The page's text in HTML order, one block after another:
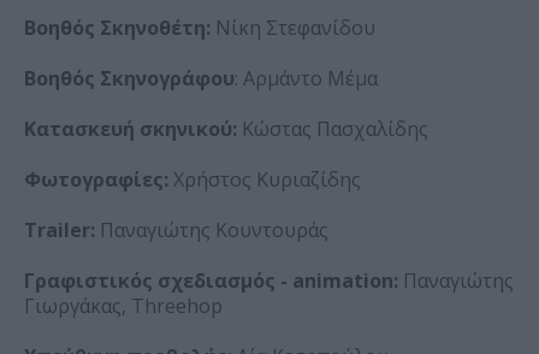
Βοηθός Σκηνοθέτη: Νίκη Στεφανίδου
Βοηθός Σκηνογράφου: Αρμάντο Μέμα
Κατασκευή σκηνικού: Κώστας Πασχαλίδης
Φωτογραφίες: Χρήστος Κυριαζίδης
Trailer: Παναγιώτης Κουντουράς
Γραφιστικός σχεδιασμός - animation: Παναγιώτης
Γιωργάκας, Threehop